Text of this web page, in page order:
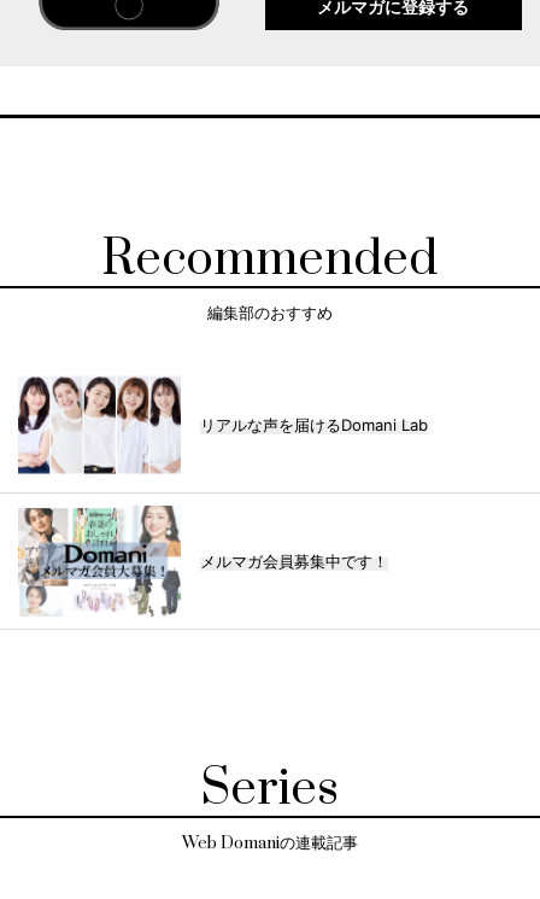
メルマガに登録する
Recommended
編集部のおすすめ
リアルな声を届けるDomani Lab
メルマガ会員募集中です！
Series
Web Domaniの連載記事